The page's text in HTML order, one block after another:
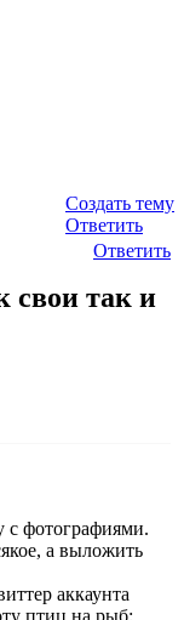
Создать тему
Ответить
Ответить
свои так и
с фотографиями.
а выложить
аккаунта
птиц на рыб: